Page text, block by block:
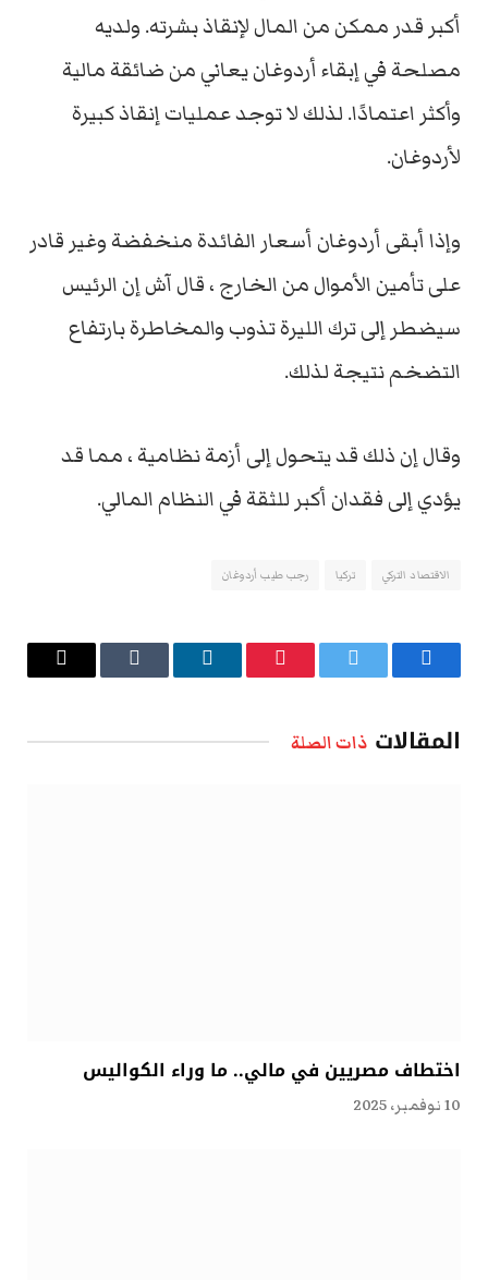
أكبر قدر ممكن من المال لإنقاذ بشرته. ولديه
مصلحة في إبقاء أردوغان يعاني من ضائقة مالية
وأكثر اعتمادًا. لذلك لا توجد عمليات إنقاذ كبيرة
لأردوغان.
وإذا أبقى أردوغان أسعار الفائدة منخفضة وغير قادر
على تأمين الأموال من الخارج ، قال آش إن الرئيس
سيضطر إلى ترك الليرة تذوب والمخاطرة بارتفاع
التضخم نتيجة لذلك.
وقال إن ذلك قد يتحول إلى أزمة نظامية ، مما قد
يؤدي إلى فقدان أكبر للثقة في النظام المالي.
الاقتصاد التركي تركيا رجب طيب أردوغان
فيسبوك تويتر بينتيريستلينكدإن Tumblr
البريد
المقالات ذات الصلة
اختطاف مصريين في مالي.. ما وراء الكواليس
10 نوفمبر، 2025